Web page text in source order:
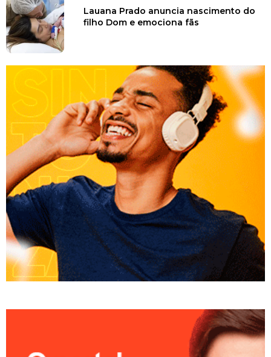
Lauana Prado anuncia nascimento do
filho Dom e emociona fãs